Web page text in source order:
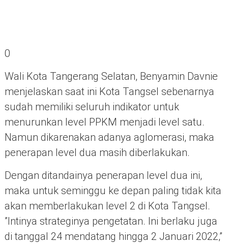
0
Wali Kota Tangerang Selatan, Benyamin Davnie
menjelaskan saat ini Kota Tangsel sebenarnya
sudah memiliki seluruh indikator untuk
menurunkan level PPKM menjadi level satu.
Namun dikarenakan adanya aglomerasi, maka
penerapan level dua masih diberlakukan.
Dengan ditandainya penerapan level dua ini,
maka untuk seminggu ke depan paling tidak kita
akan memberlakukan level 2 di Kota Tangsel.
”Intinya strateginya pengetatan. Ini berlaku juga
di tanggal 24 mendatang hingga 2 Januari 2022,”